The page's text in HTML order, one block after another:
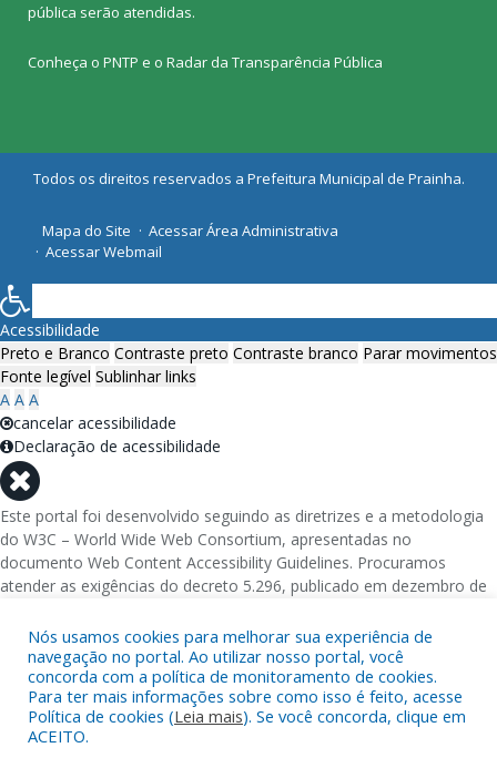
pública serão atendidas.
Conheça o PNTP e o Radar da Transparência Pública
Todos os direitos reservados a Prefeitura Municipal de Prainha.
Mapa do Site
Acessar Área Administrativa
Acessar Webmail
Nós usamos cookies para melhorar sua experiência de
navegação no portal. Ao utilizar nosso portal, você
concorda com a política de monitoramento de cookies.
Para ter mais informações sobre como isso é feito, acesse
Política de cookies (Leia mais). Se você concorda, clique em
ACEITO.
Acessibilidade
Preto e Branco Contraste preto Contraste branco Parar movimentos
Fonte legível Sublinhar links
A A A
cancelar acessibilidade
Declaração de acessibilidade
Este portal foi desenvolvido seguindo as diretrizes e a metodologia
do W3C – World Wide Web Consortium, apresentadas no
documento Web Content Accessibility Guidelines. Procuramos
atender as exigências do decreto 5.296, publicado em dezembro de
eletrônicos da administração pública na rede mundial de
computadores para o uso das pessoas com necessidades especiais,
garantindo-lhes o pleno acesso aos conteúdos disponíveis.
Além de validações automáticas, foram realizados testes em
diversos navegadores e através do utilitário de acesso a Internet do